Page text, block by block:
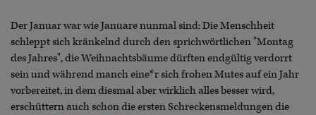
Der Januar war wie Januare nunmal sind: Die Menschheit
schleppt sich kränkelnd durch den sprichwörtlichen "Montag
des Jahres", die Weihnachtsbäume dürften endgültig verdorrt
sein und während manch eine*r sich frohen Mutes auf ein Jahr
vorbereitet, in dem diesmal aber wirklich alles besser wird,
erschüttern auch schon die ersten Schreckensmeldungen die